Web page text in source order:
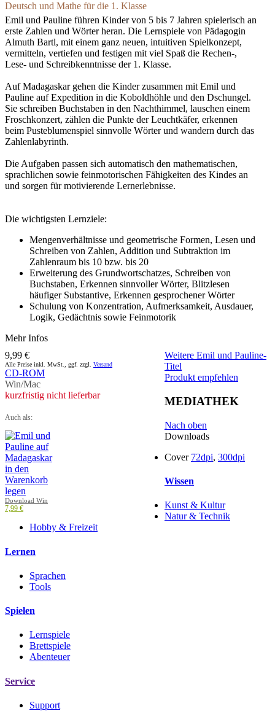
Deutsch und Mathe für die 1. Klasse
Emil und Pauline führen Kinder von 5 bis 7 Jahren spielerisch an
erste Zahlen und Wörter heran. Die Lernspiele von Pädagogin
Almuth Bartl, mit einem ganz neuen, intuitiven Spielkonzept,
vermitteln, vertiefen und festigen mit viel Spaß die Rechen-,
Lese- und Schreibkenntnisse der 1. Klasse.
Auf Madagaskar gehen die Kinder zusammen mit Emil und
Pauline auf Expedition in die Koboldhöhle und den Dschungel.
Sie schreiben Buchstaben in den Nachthimmel, lauschen einem
Froschkonzert, zählen die Punkte der Leuchtkäfer, erkennen
beim Pusteblumenspiel sinnvolle Wörter und wandern durch das
Zahlenlabyrinth.
Die Aufgaben passen sich automatisch den mathematischen,
sprachlichen sowie feinmotorischen Fähigkeiten des Kindes an
und sorgen für motivierende Lernerlebnisse.
Die wichtigsten Lernziele:
Mengenverhältnisse und geometrische Formen, Lesen und
Schreiben von Zahlen, Addition und Subtraktion im
Zahlenraum bis 10 bzw. bis 20
Erweiterung des Grundwortschatzes, Schreiben von
Buchstaben, Erkennen sinnvoller Wörter, Blitzlesen
häufiger Substantive, Erkennen gesprochener Wörter
Schulung von Konzentration, Aufmerksamkeit, Ausdauer,
Logik, Gedächtnis sowie Feinmotorik
Mehr Infos
9,99 €
Alle Preise inkl. MwSt., ggf. zzgl. Versand
CD-ROM
Win/Mac
kurzfristig nicht lieferbar
Auch als:
Download Win
7,99 €
Weitere Emil und Pauline-
Titel
Produkt empfehlen
MEDIATHEK
Nach oben
Downloads
Cover 72dpi, 300dpi
Wissen
Kunst & Kultur
Natur & Technik
Hobby & Freizeit
Lernen
Sprachen
Tools
Spielen
Lernspiele
Brettspiele
Abenteuer
Service
Support